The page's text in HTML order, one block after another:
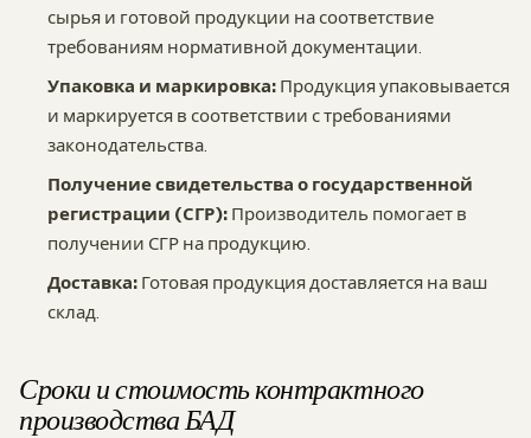
сырья и готовой продукции на соответствие
требованиям нормативной документации.
Упаковка и маркировка: Продукция упаковывается
и маркируется в соответствии с требованиями
законодательства.
Получение свидетельства о государственной
регистрации (СГР): Производитель помогает в
получении СГР на продукцию.
Доставка: Готовая продукция доставляется на ваш
склад.
Сроки и стоимость контрактного
производства БАД